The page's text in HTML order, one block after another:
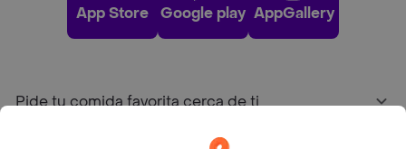
App Store Google play AppGallery
Pide tu comida favorita cerca de ti